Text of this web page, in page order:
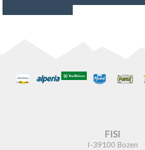
FISI
I-39100 Bozen